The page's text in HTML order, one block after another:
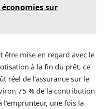
sur
être mise en regard avec le
à la fin du prêt, ce
réel de l’assurance sur le
75 % de la contribution
une fois la